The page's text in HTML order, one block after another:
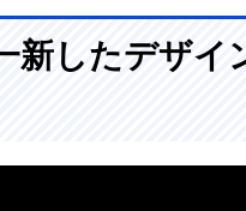
新したデザイ